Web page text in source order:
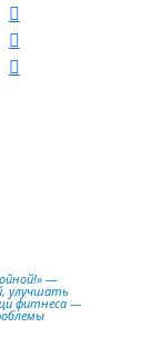
—
улучшать
фитнеса —